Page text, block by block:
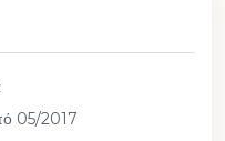
05/2017